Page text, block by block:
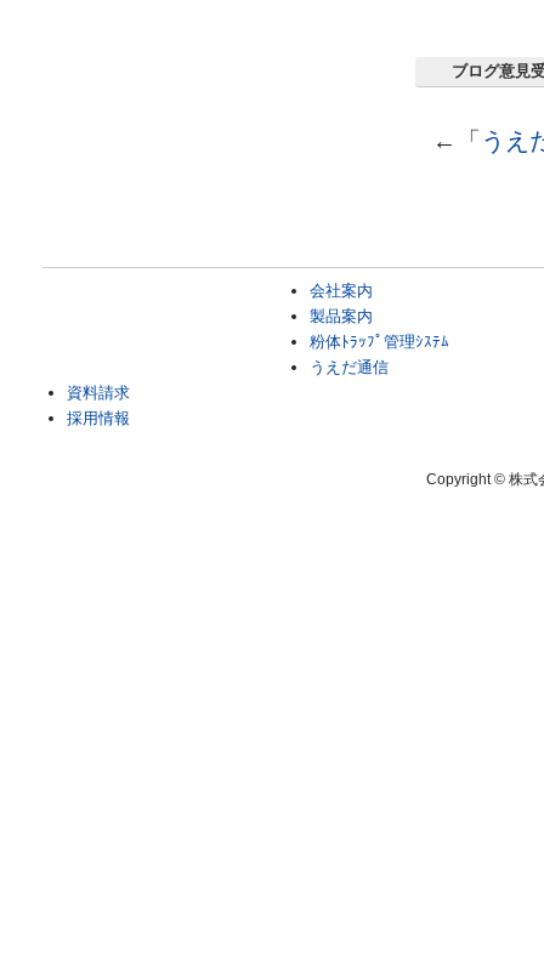
ブログ意見
←「 うえ
会社案内
製品案内
粉体ﾄﾗｯﾌﾟ管理ｼｽﾃﾑ
うえだ通信
資料請求
採用情報
Copyright © 株式